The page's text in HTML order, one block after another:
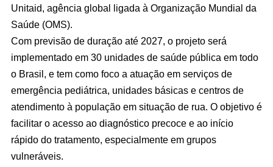
Unitaid, agência global ligada à Organização Mundial da
Saúde (OMS).
Com previsão de duração até 2027, o projeto será
implementado em 30 unidades de saúde pública em todo
o Brasil, e tem como foco a atuação em serviços de
emergência pediátrica, unidades básicas e centros de
atendimento à população em situação de rua. O objetivo é
facilitar o acesso ao diagnóstico precoce e ao início
rápido do tratamento, especialmente em grupos
vulneráveis.